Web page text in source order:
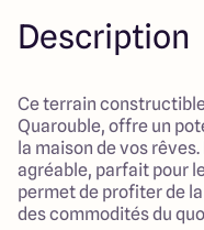
Description
Ce terrain
Quarouble, offre un
la maison de vos
agréable, parfait pour
permet de profiter de
des commodités du